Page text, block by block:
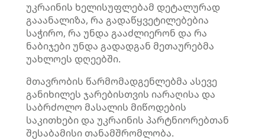
უკრაინის ხელისუფლებამ დეტალურად
გააანალიზა, რა გადაწყვეტილებებია
საჭირო, რა უნდა გააძლიერონ და რა
ნაბიჯები უნდა გადადგან მეთაურებმა
უახლოეს დღეებში.
მთავრობის წარმომადგენლებმა ასევე
განიხილეს ჯარებისთვის იარაღისა და
საბრძოლო მასალის მიწოდების
საკითხები და უკრაინის პარტნიორებთან
შესაბამისი თანამშრომლობა.